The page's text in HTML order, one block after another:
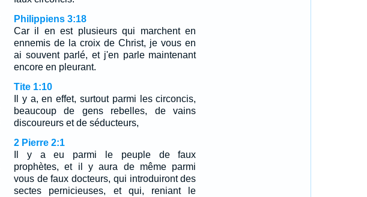
Philippiens 3:18
Car il en est plusieurs qui marchent en
ennemis de la croix de Christ, je vous en
ai souvent parlé, et j'en parle maintenant
encore en pleurant.
Tite 1:10
Il y a, en effet, surtout parmi les circoncis,
beaucoup de gens rebelles, de vains
discoureurs et de séducteurs,
2 Pierre 2:1
Il y a eu parmi le peuple de faux
prophètes, et il y aura de même parmi
vous de faux docteurs, qui introduiront des
sectes pernicieuses, et qui, reniant le